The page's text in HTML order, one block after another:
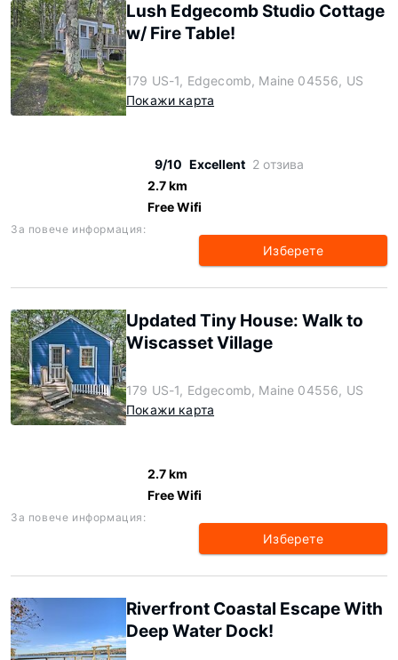
Lush Edgecomb Studio Cottage
w/ Fire Table!
179 US-1, Edgecomb, Maine 04556, US
Покажи карта
9/10 Excellent 2 отзива
2.7 km
Free Wifi
За повече информация:
Изберете
Updated Tiny House: Walk to
Wiscasset Village
179 US-1, Edgecomb, Maine 04556, US
Покажи карта
2.7 km
Free Wifi
За повече информация:
Изберете
Riverfront Coastal Escape With
Deep Water Dock!